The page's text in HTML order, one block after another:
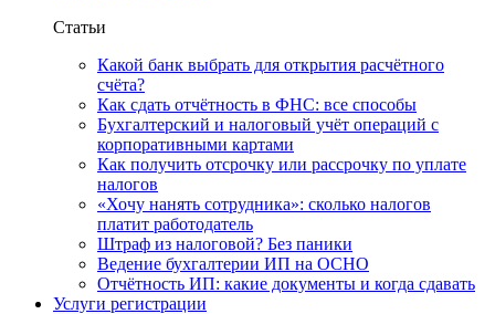
Статьи
Какой банк выбрать для открытия расчётного
счёта?
Как сдать отчётность в ФНС: все способы
Бухгалтерский и налоговый учёт операций с
корпоративными картами
Как получить отсрочку или рассрочку по уплате
налогов
«Хочу нанять сотрудника»: сколько налогов
платит работодатель
Штраф из налоговой? Без паники
Ведение бухгалтерии ИП на ОСНО
Отчётность ИП: какие документы и когда сдавать
Услуги регистрации